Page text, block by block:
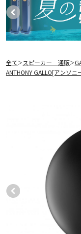
全て＞ スピーカー 通販＞
ANTHONY GALLO[アンソニ